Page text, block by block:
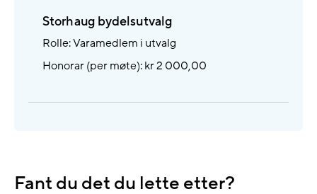
Storhaug bydelsutvalg
Rolle: Varamedlem i utvalg
Honorar (per møte): kr 2 000,00
Fant du det du lette etter?